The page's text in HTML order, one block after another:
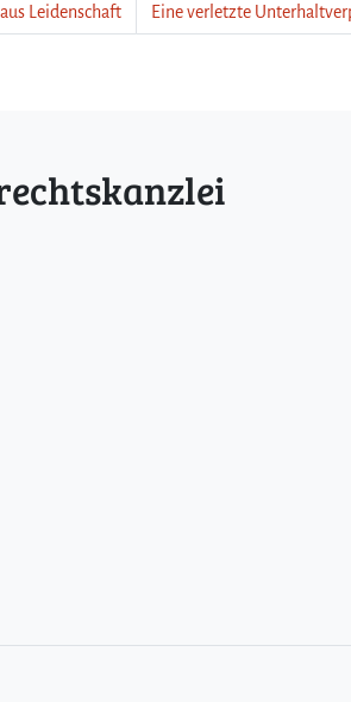
Leidenschaft Eine verletzte